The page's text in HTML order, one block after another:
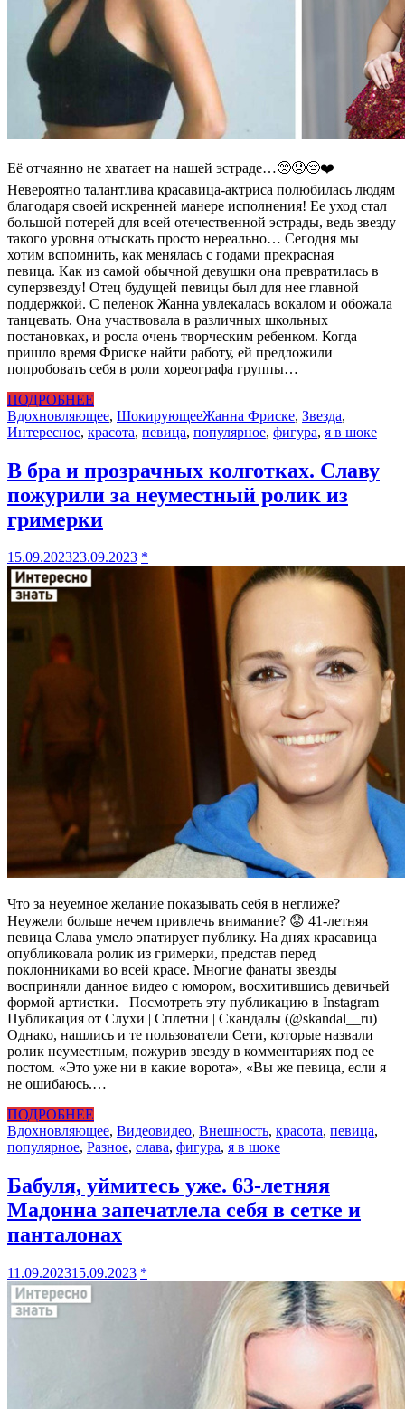
Её отчаянно не хватает на нашей эстраде…🥺😞😔❤️
Невероятно талантлива красавица-актриса полюбилась людям
благодаря своей искренней манере исполнения! Ее уход стал
большой потерей для всей отечественной эстрады, ведь звезду
такого уровня отыскать просто нереально… Сегодня мы
хотим вспомнить, как менялась с годами прекрасная
певица. Как из самой обычной девушки она превратилась в
суперзвезду! Отец будущей певицы был для нее главной
поддержкой. С пеленок Жанна увлекалась вокалом и обожала
танцевать. Она участвовала в различных школьных
постановках, и росла очень творческим ребенком. Когда
пришло время Фриске найти работу, ей предложили
попробовать себя в роли хореографа группы…
ПОДРОБНЕЕ
Вдохновляющее, ШокирующееЖанна Фриске, Звезда,
Интересное, красота, певица, популярное, фигура, я в шоке
В бра и прозрачных колготках. Славу
пожурили за неуместный ролик из
гримерки
15.09.202323.09.2023 *
Что за неуемное желание показывать себя в неглиже?
Неужели больше нечем привлечь внимание? 😟 41-летняя
певица Слава умело эпатирует публику. На днях красавица
опубликовала ролик из гримерки, представ перед
поклонниками во всей красе. Многие фанаты звезды
восприняли данное видео с юмором, восхитившись девичьей
формой артистки. Посмотреть эту публикацию в Instagram
Публикация от Слухи | Сплетни | Скандалы (@skandal__ru)
Однако, нашлись и те пользователи Сети, которые назвали
ролик неуместным, пожурив звезду в комментариях под ее
постом. «Это уже ни в какие ворота», «Вы же певица, если я
не ошибаюсь.…
ПОДРОБНЕЕ
Вдохновляющее, Видеовидео, Внешность, красота, певица,
популярное, Разное, слава, фигура, я в шоке
Бабуля, уймитесь уже. 63-летняя
Мадонна запечатлела себя в сетке и
панталонах
11.09.202315.09.2023 *